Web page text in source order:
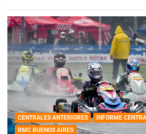
CENTRALES ANTERIORES
INFORME
RMC BUENOS AIRES